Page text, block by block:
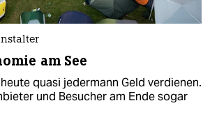
am See
quasi jedermann Geld verdienen.
und Besucher am Ende sogar